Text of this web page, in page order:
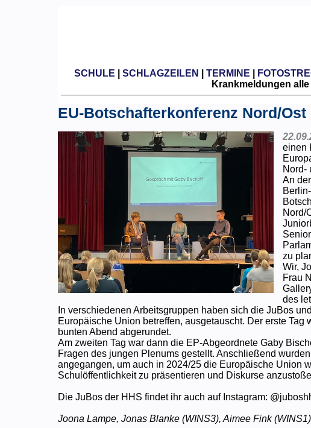
SCHULE SCHLAGZEILEN TERMINE
Krankmeldungen alle
EU-Botschafterkonferenz Nord/
einen
Nord-
An
Nord/
zu
Wir,
Frau
des
In verschiedenen Arbeitsgruppen haben sich die JuBos
Europäische Union betreffen, ausgetauscht. Der erste
bunten Abend abgerundet.
Am zweiten Tag war dann die EP-Abgeordnete Gaby
Fragen des jungen Plenums gestellt. Anschließend
angegangen, um auch in 2024/25 die Europäische Union
Schulöffentlichkeit zu präsentieren und Diskurse
Die JuBos der HHS findet ihr auch auf Instagram:
Joona Lampe, Jonas Blanke (WINS3), Aimee Fink